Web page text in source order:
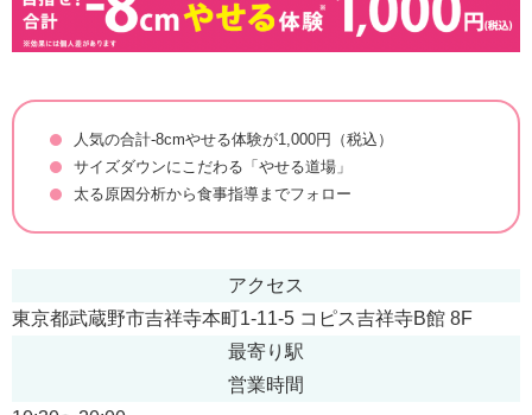
人気の合計-8cmやせる体験が1,000円（税込）
サイズダウンにこだわる「やせる道場」
太る原因分析から食事指導までフォロー
アクセス
東京都武蔵野市吉祥寺本町1-11-5 コピス吉祥寺B館 8F
最寄り駅
営業時間